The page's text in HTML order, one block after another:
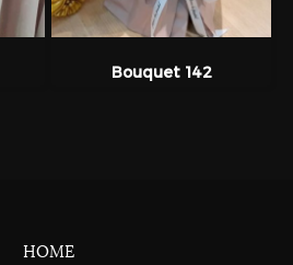
Bouquet 142
HOME